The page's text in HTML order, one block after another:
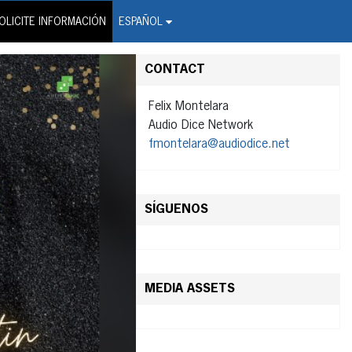
INFORMACIÓN ESPAÑOL
Wire Service
CONTACT
Felix Montelara
Audio Dice Network
fmontelara@audiodice.net
SÍGUENOS
MEDIA ASSETS